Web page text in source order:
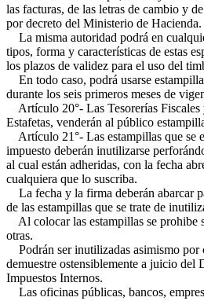
las facturas, de las letras de cambio y
por decreto del Ministerio de Hacienda.
La misma autoridad podrá en
tipos, forma y características de estas
los plazos de validez para el uso del
En todo caso, podrá usarse
durante los seis primeros meses de
Artículo 20°- Las Tesorerías
Estafetas, venderán al público
Artículo 21°- Las estampillas que se
impuesto deberán inutilizarse
al cual están adheridas, con la fecha
cualquiera que lo suscriba.
La fecha y la firma deberán abarcar
de las estampillas que se trate de
Al colocar las estampillas se prohibe
otras.
Podrán ser inutilizadas asimismo por
demuestre ostensiblemente a juicio del
Impuestos Internos.
Las oficinas públicas, bancos,